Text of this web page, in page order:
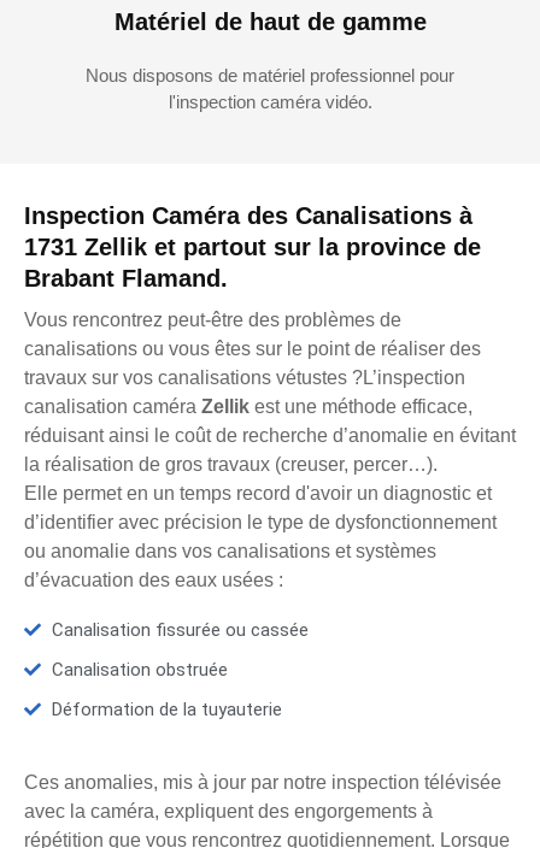
Inspection Caméra des Canalisations à
1731 Zellik et partout sur la province de
Brabant Flamand.
Vous rencontrez peut-être des problèmes de
canalisations ou vous êtes sur le point de réaliser des
travaux sur vos canalisations vétustes ?L’inspection
canalisation caméra Zellik est une méthode efficace,
réduisant ainsi le coût de recherche d’anomalie en évitant
la réalisation de gros travaux (creuser, percer…).
Elle permet en un temps record d'avoir un diagnostic et
d’identifier avec précision le type de dysfonctionnement
ou anomalie dans vos canalisations et systèmes
d’évacuation des eaux usées :
Canalisation fissurée ou cassée
Canalisation obstruée
Déformation de la tuyauterie
Ces anomalies, mis à jour par notre inspection télévisée
avec la caméra, expliquent des engorgements à
répétition que vous rencontrez quotidiennement. Lorsque
Matériel de haut de gamme
Nous disposons de matériel professionnel pour
l'inspection caméra vidéo.